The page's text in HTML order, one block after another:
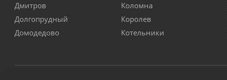
Дмитров
Долгопрудный
Домодедово
Коломна
Королев
Котельники